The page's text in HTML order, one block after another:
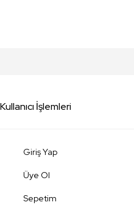
Kullanıcı İşlemleri
Giriş Yap
Üye Ol
Sepetim